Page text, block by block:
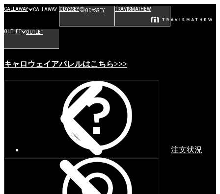
CALLAWAY CALLAWAY ODYSSEY ODYSSEY TRAVISMATHEW
OUTLET OUTLET
キャロウェイアパレルはこちら>>>
注文状況